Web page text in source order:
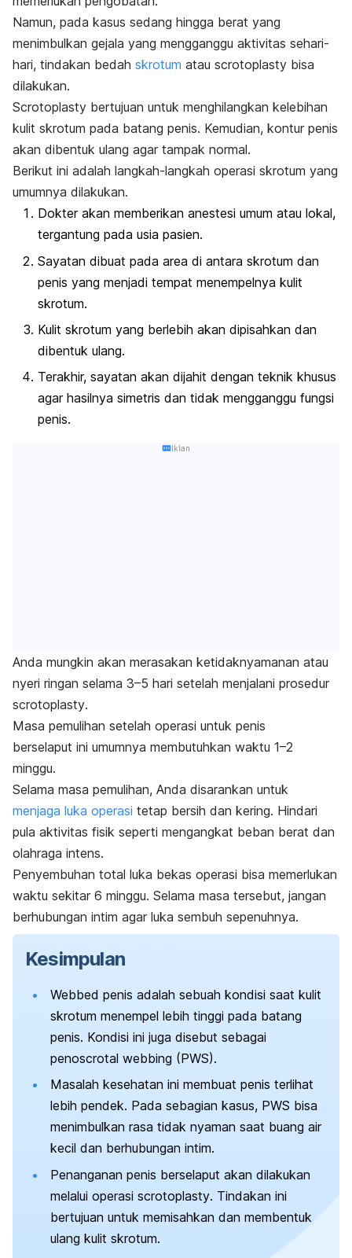
Namun, pada kasus sedang hingga berat yang
menimbulkan gejala yang mengganggu aktivitas sehari-
hari, tindakan bedah skrotum atau scrotoplasty bisa
dilakukan.
Scrotoplasty bertujuan untuk menghilangkan kelebihan
kulit skrotum pada batang penis. Kemudian, kontur penis
akan dibentuk ulang agar tampak normal.
Berikut ini adalah langkah-langkah operasi skrotum yang
umumnya dilakukan.
Dokter akan memberikan anestesi umum atau lokal,
tergantung pada usia pasien.
Sayatan dibuat pada area di antara skrotum dan
penis yang menjadi tempat menempelnya kulit
skrotum.
Kulit skrotum yang berlebih akan dipisahkan dan
dibentuk ulang.
Terakhir, sayatan akan dijahit dengan teknik khusus
agar hasilnya simetris dan tidak mengganggu fungsi
penis.
Iklan
Anda mungkin akan merasakan ketidaknyamanan atau
nyeri ringan selama 3–5 hari setelah menjalani prosedur
scrotoplasty.
Masa pemulihan setelah operasi untuk penis
berselaput ini umumnya membutuhkan waktu 1–2
minggu.
Selama masa pemulihan, Anda disarankan untuk
menjaga luka operasi tetap bersih dan kering. Hindari
pula aktivitas fisik seperti mengangkat beban berat dan
olahraga intens.
Penyembuhan total luka bekas operasi bisa memerlukan
waktu sekitar 6 minggu. Selama masa tersebut, jangan
berhubungan intim agar luka sembuh sepenuhnya.
Kesimpulan
Webbed penis adalah sebuah kondisi saat kulit
skrotum menempel lebih tinggi pada batang
penis. Kondisi ini juga disebut sebagai
penoscrotal webbing (PWS).
Masalah kesehatan ini membuat penis terlihat
lebih pendek. Pada sebagian kasus, PWS bisa
menimbulkan rasa tidak nyaman saat buang air
kecil dan berhubungan intim.
Penanganan penis berselaput akan dilakukan
melalui operasi scrotoplasty. Tindakan ini
bertujuan untuk memisahkan dan membentuk
ulang kulit skrotum.